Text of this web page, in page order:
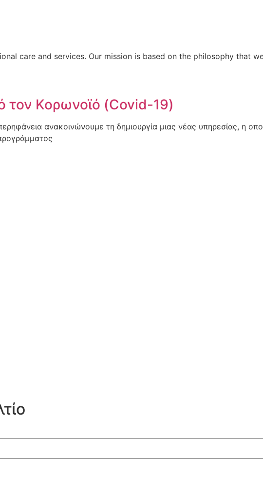
care and services. Our mission is based on the philosophy that
Κορωνοϊό (Covid-19)
ανακοινώνουμε τη δημιουργία μιας νέας υπηρεσίας, η